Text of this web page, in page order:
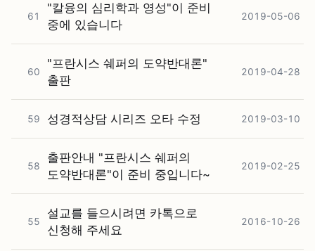
61
"칼융의 심리학과 영성"이 준비
중에 있습니다
2019-05-06
60
"프란시스 쉐퍼의 도약반대론"
출판
2019-04-28
59 성경적상담 시리즈 오타 수정 2019-03-10
58
출판안내 "프란시스 쉐퍼의
도약반대론"이 준비 중입니다~
2019-02-25
55
설교를 들으시려면 카톡으로
신청해 주세요
2016-10-26